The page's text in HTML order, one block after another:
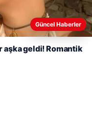
iyi anlayabilmek,
amacıyla çerezler
Güncel Haberler
aşka geldi! Romantik